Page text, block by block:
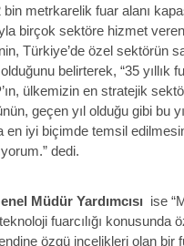
bin metrkarelik fuar alanı
birçok sektöre hizmet
Türkiye’de özel sektörün
belirterek, “35 yıllık
ülkemizin en stratejik
geçen yıl olduğu gibi bu
en iyi biçimde temsil
dedi.
Müdür Yardımcısı ise
fuarcılığı konusunda
özgü incelikleri olan bir